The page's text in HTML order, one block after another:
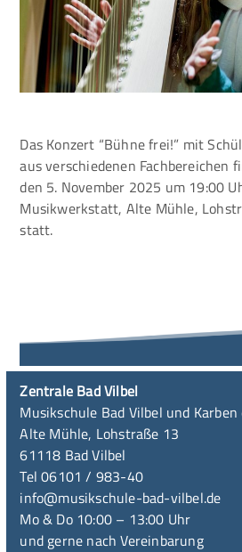
Das Konzert “Bühne frei!” mit
aus verschiedenen Fachbereichen
den 5. November 2025 um 19:00
Musikwerkstatt, Alte Mühle,
statt.
Zentrale Bad Vilbel
Musikschule Bad Vilbel und Karben
Alte Mühle, Lohstraße 13
61118 Bad Vilbel
Tel 06101 / 983-40
info@musikschule-bad-vilbel.de
Mo & Do 10:00 – 13:00 Uhr
und gerne nach Vereinbarung